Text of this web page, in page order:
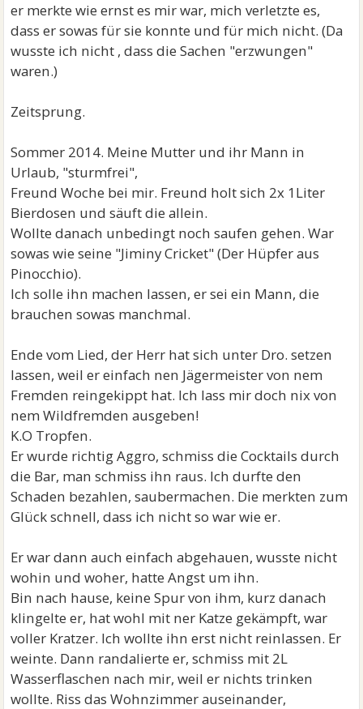
er merkte wie ernst es mir war, mich verletzte es,
dass er sowas für sie konnte und für mich nicht. (Da
wusste ich nicht , dass die Sachen "erzwungen"
waren.)
Zeitsprung.
Sommer 2014. Meine Mutter und ihr Mann in
Urlaub, "sturmfrei",
Freund Woche bei mir. Freund holt sich 2x 1Liter
Bierdosen und säuft die allein.
Wollte danach unbedingt noch saufen gehen. War
sowas wie seine "Jiminy Cricket" (Der Hüpfer aus
Pinocchio).
Ich solle ihn machen lassen, er sei ein Mann, die
brauchen sowas manchmal.
Ende vom Lied, der Herr hat sich unter Dro. setzen
lassen, weil er einfach nen Jägermeister von nem
Fremden reingekippt hat. Ich lass mir doch nix von
nem Wildfremden ausgeben!
K.O Tropfen.
Er wurde richtig Aggro, schmiss die Cocktails durch
die Bar, man schmiss ihn raus. Ich durfte den
Schaden bezahlen, saubermachen. Die merkten zum
Glück schnell, dass ich nicht so war wie er.
Er war dann auch einfach abgehauen, wusste nicht
wohin und woher, hatte Angst um ihn.
Bin nach hause, keine Spur von ihm, kurz danach
klingelte er, hat wohl mit ner Katze gekämpft, war
voller Kratzer. Ich wollte ihn erst nicht reinlassen. Er
weinte. Dann randalierte er, schmiss mit 2L
Wasserflaschen nach mir, weil er nichts trinken
wollte. Riss das Wohnzimmer auseinander,